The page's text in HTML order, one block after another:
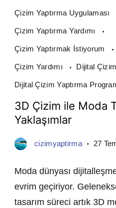
Çizim Yaptırma Uygulaması
Çizim Yaptırma Yardımı
Çizim Yaptırmak İstiyorum
Çizim Yardımı Dijital
Dijital Çizim Yaptırma
3D Çizim ile Moda
Yaklaşımlar
cizimyaptirma 27
Moda dünyası
evrim geçiriyor.
tasarım süreci artık 3D